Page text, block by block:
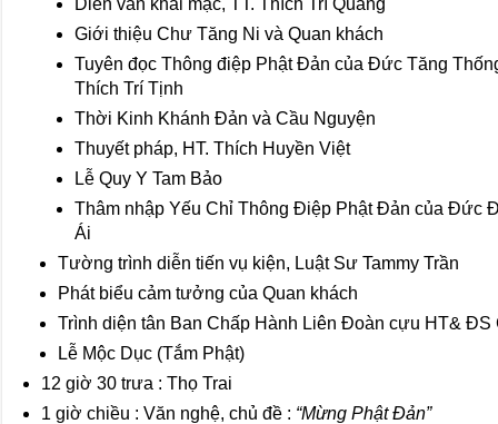
Giới thiệu Chư Tăng Ni và Quan khách
Tuyên đọc Thông điệp Phật Đản của Đức Tăng
Thích Trí Tịnh
Thời Kinh Khánh Đản và Cầu Nguyện
Thuyết pháp, HT. Thích Huyền Việt
Lễ Quy Y Tam Bảo
Thâm nhập Yếu Chỉ Thông Điệp Phật Đản của Đức
Ái
Tường trình diễn tiến vụ kiện, Luật Sư Tammy Trần
Phát biểu cảm tưởng của Quan khách
Trình diện tân Ban Chấp Hành Liên Đoàn cựu HT& ĐS
Lễ Mộc Dục (Tắm Phật)
12 giờ 30 trưa : Thọ Trai
1 giờ chiều : Văn nghệ, chủ đề : “Mừng Phật Đản”